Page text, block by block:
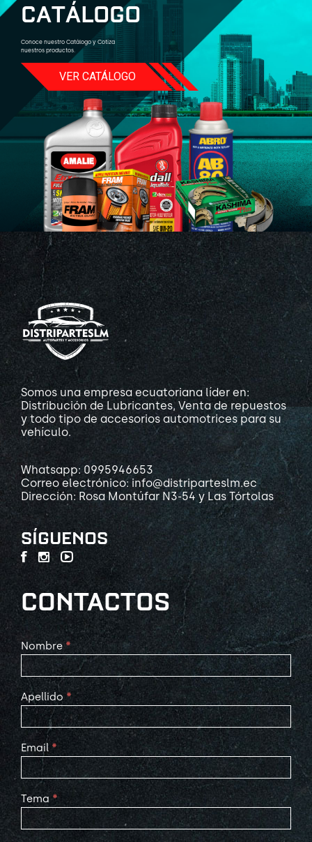
CATÁLOGO
Conoce nuestro Catálogo y Cotiza
nuestros productos.
VER CATÁLOGO
Somos una empresa ecuatoriana líder en:
Distribución de Lubricantes, Venta de repuestos
y todo tipo de accesorios automotrices para su
vehículo.
Whatsapp: 0995946653
Correo electrónico: info@distriparteslm.ec
Dirección: Rosa Montúfar N3-54 y Las Tórtolas
SÍGUENOS
CONTACTOS
Contact
Us
Nombre *
Apellido *
Email *
Tema *